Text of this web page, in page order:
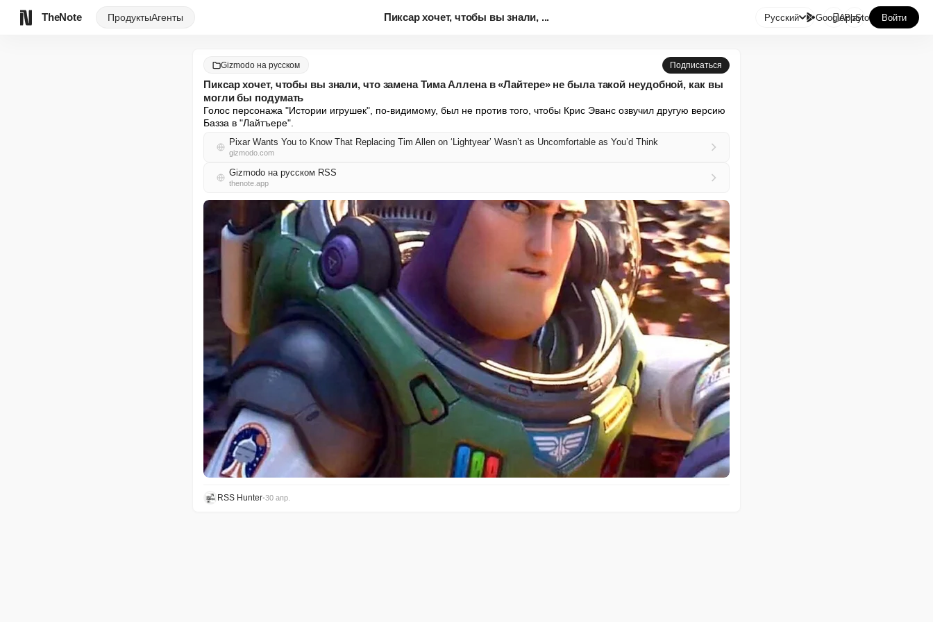
TheNote ПродуктыАгенты Пиксар хочет, чтобы вы знали, ... Русский GooglePlay
AppStore Войти
Gizmodo на русском Подписаться
Пиксар хочет, чтобы вы знали, что замена Тима Аллена в «Лайтере» не была такой неудобной, как вы
могли бы подумать
Голос персонажа "Истории игрушек", по-видимому, был не против того, чтобы Крис Эванс озвучил другую версию
Базза в "Лайтъере".
Pixar Wants You to Know That Replacing Tim Allen on ‘Lightyear’ Wasn’t as Uncomfortable as You’d Think
gizmodo.com
Gizmodo на русском RSS
thenote.app
RSS Hunter•30 апр.